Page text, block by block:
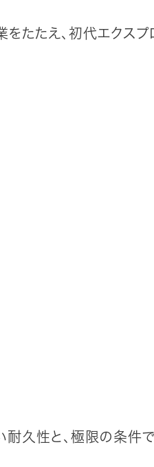
をたたえ、初代エクス
耐久性と、極限の条